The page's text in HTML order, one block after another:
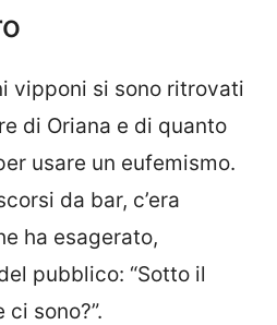
vipponi si sono ritrovati
di Oriana e di quanto
usare un eufemismo.
da bar, c’era
ha esagerato,
pubblico: “Sotto il
sono?”.